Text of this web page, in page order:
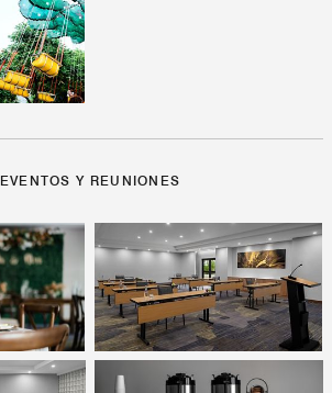
EVENTOS Y REUNIONES